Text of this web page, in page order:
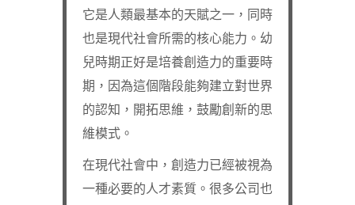
它是人類最基本的天賦之一，同時
也是現代社會所需的核心能力。幼
兒時期正好是培養創造力的重要時
期，因為這個階段能夠建立對世界
的認知，開拓思維，鼓勵創新的思
維模式。
在現代社會中，創造力已經被視為
一種必要的人才素質。很多公司也